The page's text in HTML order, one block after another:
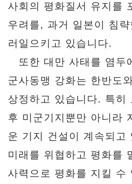
사회의 평화질서 유지를
우려를, 과거 일본이 침
러일으키고 있습니다.
또한 대만 사태를 염두
군사동맹 강화는 한반도
상정하고 있습니다. 특히
후 미군기지뿐만 아니라
운 기지 건설이 계속되고
미래를 위협하고 평화를
사력으로 평화를 지킬 수